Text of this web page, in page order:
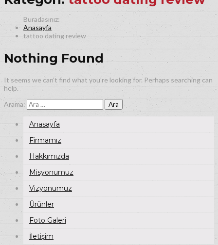
Anasayfa
tattoo dating review
Nothing Found
It seems we can’t find what you’re looking for. Perhaps searching can
help.
Arama:
Anasayfa
Firmamız
Hakkımızda
Misyonumuz
Vizyonumuz
Ürünler
Foto Galeri
İletişim